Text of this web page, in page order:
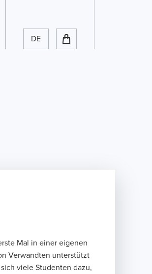
DE
Mal in einer eigenen
Verwandten unterstützt
viele Studenten dazu,